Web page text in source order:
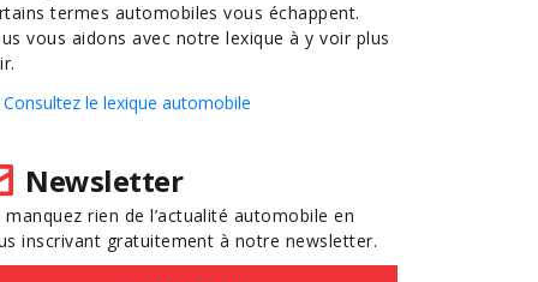
termes automobiles vous échappent.
vous aidons avec notre lexique à y voir plus
Consultez le lexique automobile
Newsletter
manquez rien de l’actualité automobile en
inscrivant gratuitement à notre newsletter.